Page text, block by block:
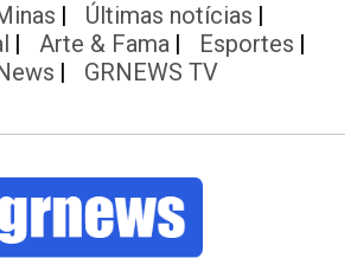
Últimas notícias
Arte & Fama
Esportes
GRNEWS TV